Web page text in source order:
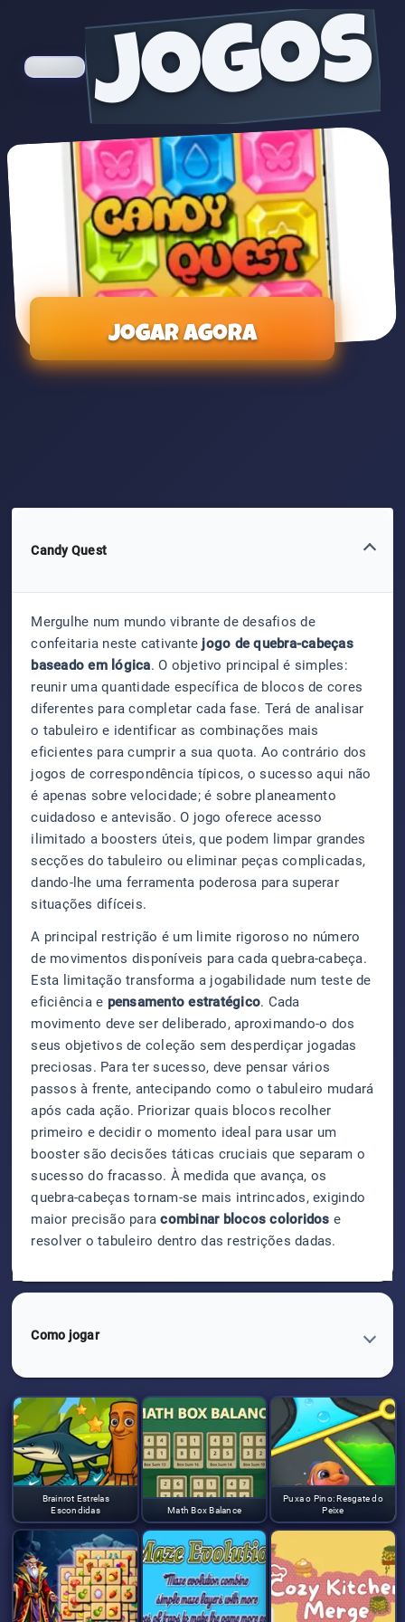
jogos
Jogar agora
Candy Quest
Mergulhe num mundo vibrante de desafios de
confeitaria neste cativante jogo de quebra-cabeças
baseado em lógica. O objetivo principal é simples:
reunir uma quantidade específica de blocos de cores
diferentes para completar cada fase. Terá de analisar
o tabuleiro e identificar as combinações mais
eficientes para cumprir a sua quota. Ao contrário dos
jogos de correspondência típicos, o sucesso aqui não
é apenas sobre velocidade; é sobre planeamento
cuidadoso e antevisão. O jogo oferece acesso
ilimitado a boosters úteis, que podem limpar grandes
secções do tabuleiro ou eliminar peças complicadas,
dando-lhe uma ferramenta poderosa para superar
situações difíceis.
A principal restrição é um limite rigoroso no número
de movimentos disponíveis para cada quebra-cabeça.
Esta limitação transforma a jogabilidade num teste de
eficiência e pensamento estratégico. Cada
movimento deve ser deliberado, aproximando-o dos
seus objetivos de coleção sem desperdiçar jogadas
preciosas. Para ter sucesso, deve pensar vários
passos à frente, antecipando como o tabuleiro mudará
após cada ação. Priorizar quais blocos recolher
primeiro e decidir o momento ideal para usar um
booster são decisões táticas cruciais que separam o
sucesso do fracasso. À medida que avança, os
quebra-cabeças tornam-se mais intrincados, exigindo
maior precisão paracombinar blocos coloridos e
resolver o tabuleiro dentro das restrições dadas.
Como jogar
Brainrot Estrelas
Escondidas
Math Box Balance
Puxa o Pino: Resgate do
Peixe